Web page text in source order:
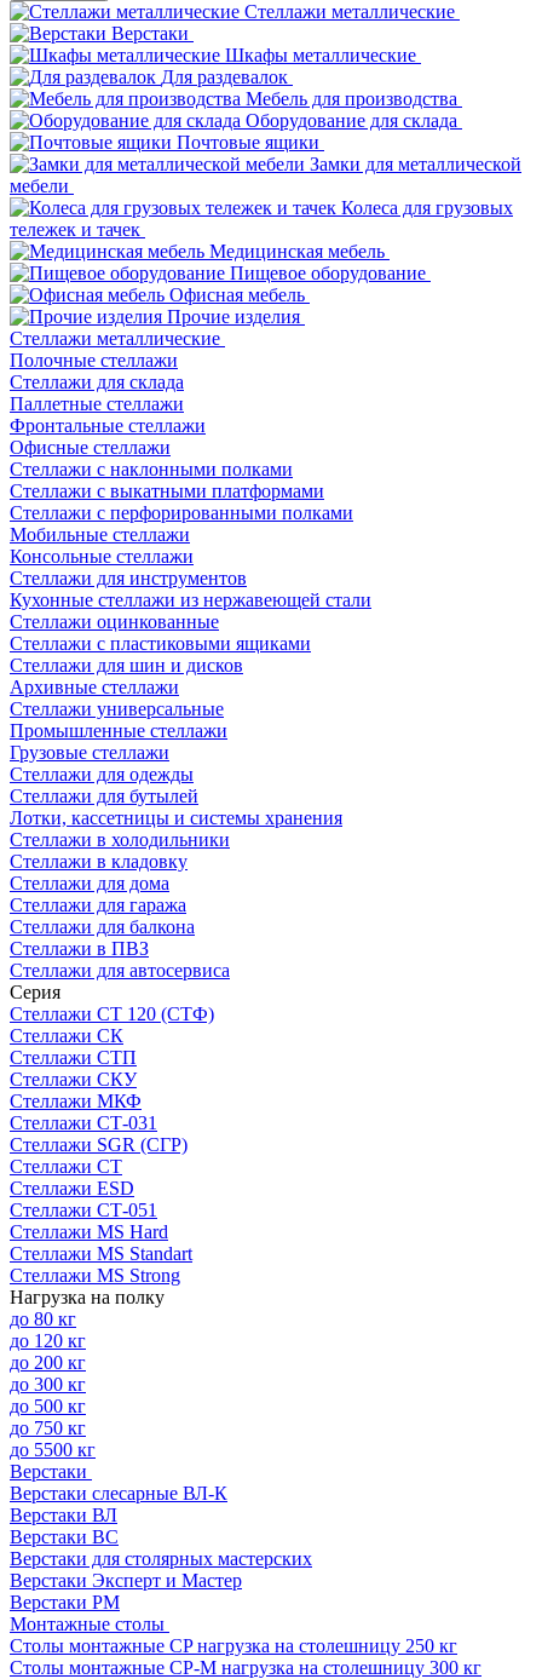
Стеллажи металлические
Верстаки
Шкафы металлические
Для раздевалок
Мебель для производства
Оборудование для склада
Почтовые ящики
Замки для металлической
мебели
Колеса для грузовых
тележек и тачек
Медицинская мебель
Пищевое оборудование
Офисная мебель
Прочие изделия
Стеллажи металлические
Полочные стеллажи
Стеллажи для склада
Паллетные стеллажи
Фронтальные стеллажи
Офисные стеллажи
Стеллажи с наклонными полками
Стеллажи с выкатными платформами
Стеллажи с перфорированными полками
Мобильные стеллажи
Консольные стеллажи
Стеллажи для инструментов
Кухонные стеллажи из нержавеющей стали
Стеллажи оцинкованные
Стеллажи с пластиковыми ящиками
Стеллажи для шин и дисков
Архивные стеллажи
Стеллажи универсальные
Промышленные стеллажи
Грузовые стеллажи
Стеллажи для одежды
Стеллажи для бутылей
Лотки, кассетницы и системы хранения
Стеллажи в холодильники
Стеллажи в кладовку
Стеллажи для дома
Стеллажи для гаража
Стеллажи для балкона
Стеллажи в ПВЗ
Стеллажи для автосервиса
Серия
Стеллажи СТ 120 (СТФ)
Стеллажи СК
Стеллажи СТП
Стеллажи СКУ
Стеллажи МКФ
Стеллажи СТ-031
Стеллажи SGR (СГР)
Стеллажи СТ
Стеллажи ESD
Стеллажи СТ-051
Стеллажи MS Hard
Стеллажи MS Standart
Стеллажи MS Strong
Нагрузка на полку
до 80 кг
до 120 кг
до 200 кг
до 300 кг
до 500 кг
до 750 кг
до 5500 кг
Верстаки
Верстаки слесарные ВЛ-К
Верстаки ВЛ
Верстаки ВС
Верстаки для столярных мастерских
Верстаки Эксперт и Мастер
Верстаки РМ
Монтажные столы
Столы монтажные СP нагрузка на столешницу 250 кг
Столы монтажные СР-М нагрузка на столешницу 300 кг